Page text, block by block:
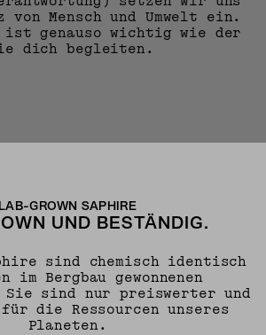
Mensch und Umwelt ein.
ist genauso wichtig wie der
dich begleiten.
LAB-GROWN SAPHIRE
UND BESTÄNDIG.
sind chemisch identisch
im Bergbau gewonnenen
Sie sind nur preiswerter und
für die Ressourcen unseres
Planeten.